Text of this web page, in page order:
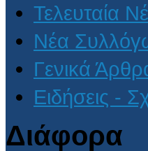
Τελευταία
Νέα
Γενικά
Ειδήσεις -
Διάφορα